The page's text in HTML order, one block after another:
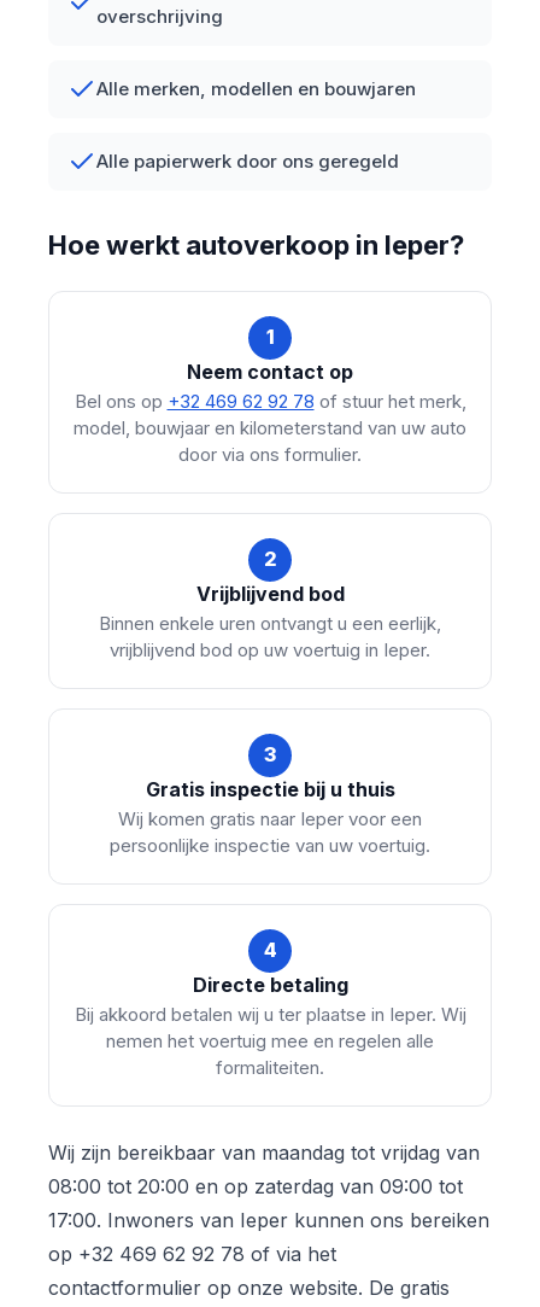
overschrijving
Alle merken, modellen en bouwjaren
Alle papierwerk door ons geregeld
Hoe werkt autoverkoop in Ieper?
1
Neem contact op
Bel ons op +32 469 62 92 78 of stuur het merk,
model, bouwjaar en kilometerstand van uw auto
door via ons formulier.
2
Vrijblijvend bod
Binnen enkele uren ontvangt u een eerlijk,
vrijblijvend bod op uw voertuig in Ieper.
3
Gratis inspectie bij u thuis
Wij komen gratis naar Ieper voor een
persoonlijke inspectie van uw voertuig.
4
Directe betaling
Bij akkoord betalen wij u ter plaatse in Ieper. Wij
nemen het voertuig mee en regelen alle
formaliteiten.
Wij zijn bereikbaar van maandag tot vrijdag van
08:00 tot 20:00 en op zaterdag van 09:00 tot
17:00. Inwoners van Ieper kunnen ons bereiken
op +32 469 62 92 78 of via het
contactformulier op onze website. De gratis